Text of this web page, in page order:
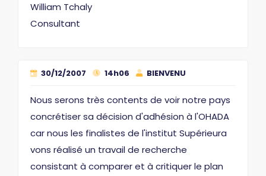
William Tchaly
Consultant
30/12/2007 14h06 BIENVENU
Nous serons très contents de voir notre pays
concrétiser sa décision d'adhésion à l'OHADA
car nous les finalistes de l'institut Supérieura
vons réalisé un travail de recherche
consistant à comparer et à critiquer le plan